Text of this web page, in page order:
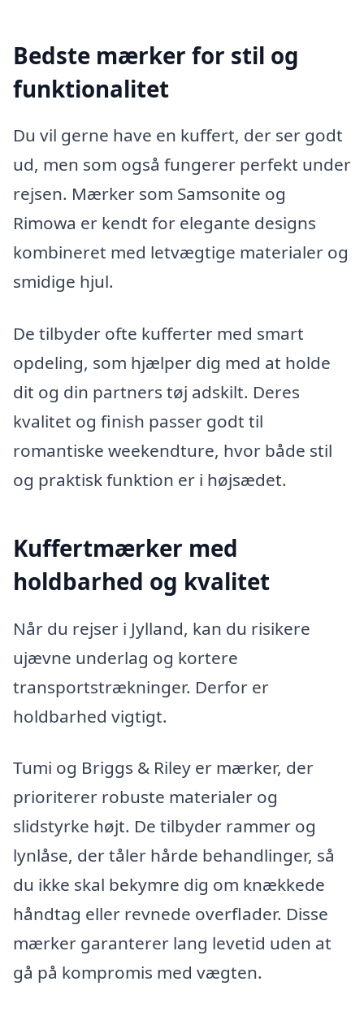
Bedste mærker for stil og
funktionalitet
Du vil gerne have en kuffert, der ser godt
ud, men som også fungerer perfekt under
rejsen. Mærker som Samsonite og
Rimowa er kendt for elegante designs
kombineret med letvægtige materialer og
smidige hjul.
De tilbyder ofte kufferter med smart
opdeling, som hjælper dig med at holde
dit og din partners tøj adskilt. Deres
kvalitet og finish passer godt til
romantiske weekendture, hvor både stil
og praktisk funktion er i højsædet.
Kuffertmærker med
holdbarhed og kvalitet
Når du rejser i Jylland, kan du risikere
ujævne underlag og kortere
transportstrækninger. Derfor er
holdbarhed vigtigt.
Tumi og Briggs & Riley er mærker, der
prioriterer robuste materialer og
slidstyrke højt. De tilbyder rammer og
lynlåse, der tåler hårde behandlinger, så
du ikke skal bekymre dig om knækkede
håndtag eller revnede overflader. Disse
mærker garanterer lang levetid uden at
gå på kompromis med vægten.